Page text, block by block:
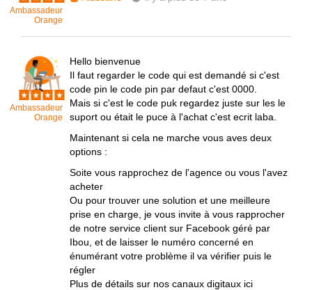
Ambassadeur
Orange
Ambassadeur
Orange
Hello bienvenue
Il faut regarder le code qui est demandé si c'est
code pin le code pin par defaut c'est 0000.
Mais si c'est le code puk regardez juste sur les le
suport ou était le puce à l'achat c'est ecrit laba.
Maintenant si cela ne marche vous aves deux
options :
Soite vous rapprochez de l'agence ou vous l'avez
acheter
Ou pour trouver une solution et une meilleure
prise en charge, je vous invite à vous rapprocher
de notre service client sur Facebook géré par
Ibou, et de laisser le numéro concerné en
énumérant votre problème il va vérifier puis le
régler
Plus de détails sur nos canaux digitaux ici